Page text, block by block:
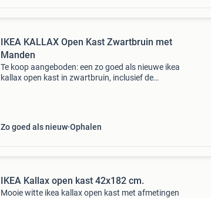
IKEA KALLAX Open Kast Zwartbruin met
Manden
Te koop aangeboden: een zo goed als nieuwe ikea
kallax open kast in zwartbruin, inclusief de
Zo goed als nieuw Ophalen
IKEA Kallax open kast 42x182 cm.
Mooie witte ikea kallax open kast met afmetingen